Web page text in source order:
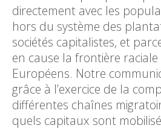
directement avec les
hors du système des
sociétés capitalistes, et
en cause la frontière
Européens. Notre
grâce à l’exercice de la
différentes chaînes
quels capitaux sont